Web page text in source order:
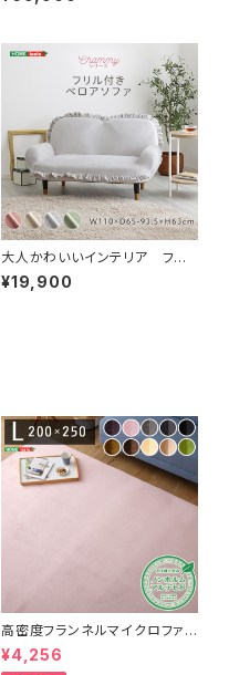
ル 2人掛 ソファベッド 日本製 ロ
大人かわいいインテリア フリ
ル付きベロアソファ 2人掛け
【Chammy -チャミー-】 SH-
¥19,900
高密度フランネルマイクロファイ
バー・ラグマットLサイズ（200×2
50cm）洗えるラグマット｜ナル
¥4,256